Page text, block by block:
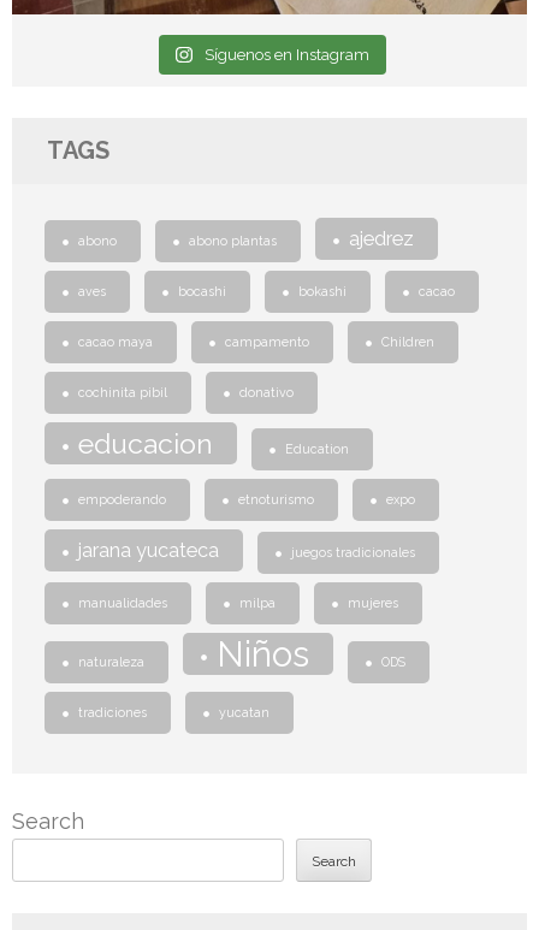
Síguenos en Instagram
TAGS
abono abono plantas ajedrez
aves bocashi bokashi cacao
cacao maya campamento Children
cochinita pibil donativo
educacion Education
empoderando etnoturismo expo
jarana yucateca juegos tradicionales
manualidades milpa mujeres
naturaleza Niños ODS
tradiciones yucatan
Search
Search